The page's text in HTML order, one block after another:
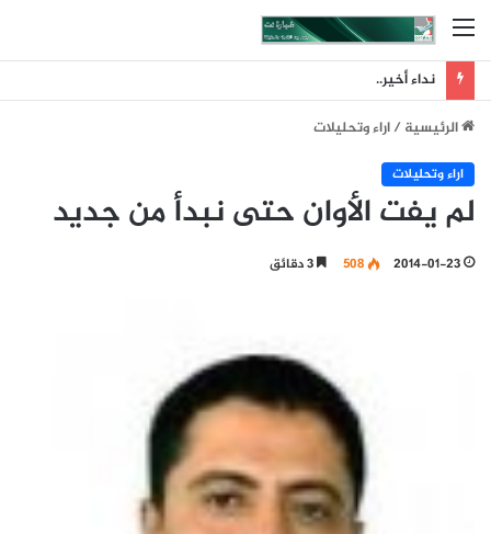
القائمة
نداء أخير..
الرئيسية/اراء وتحليلات
اراء وتحليلات
لم يفت الأوان حتى نبدأ من جديد
2014-01-23
508